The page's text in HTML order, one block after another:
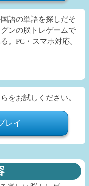
語の単語を探しだそ
ンの脳トレゲームで
。PC・スマホ対応。
をお試しください。
レイ